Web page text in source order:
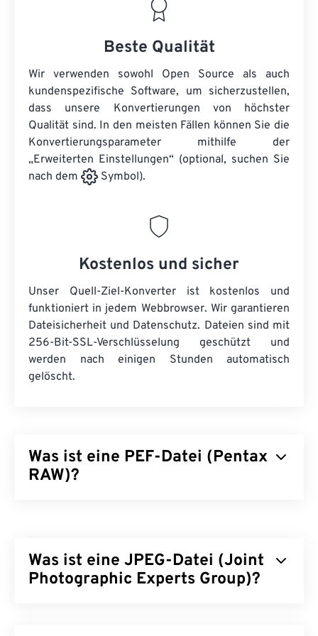
Beste Qualität
Wir verwenden sowohl Open Source als auch
kundenspezifische Software, um sicherzustellen,
dass unsere Konvertierungen von höchster
Qualität sind. In den meisten Fällen können Sie die
Konvertierungsparameter mithilfe der
„Erweiterten Einstellungen“ (optional, suchen Sie
nach dem
Symbol).
Kostenlos und sicher
Unser Quell-Ziel-Konverter ist kostenlos und
funktioniert in jedem Webbrowser. Wir garantieren
Dateisicherheit und Datenschutz. Dateien sind mit
256-Bit-SSL-Verschlüsselung geschützt und
werden nach einigen Stunden automatisch
gelöscht.
Was ist eine PEF-Datei (Pentax
RAW)?
unkomprimierte Bilder speichert. Der Vorteil der
Arbeit mit Rohbildern liegt in der hohen
Was ist eine JPEG-Datei (Joint
Photographic Experts Group)?